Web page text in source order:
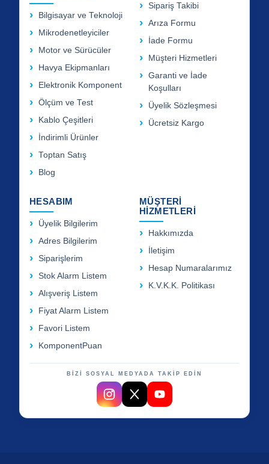
Bilgisayar ve Teknoloji
Mikrodenetleyiciler
Motor ve Sürücüler
Havya Ekipmanları
Elektronik Komponent
Ölçüm ve Test
Kablo Çeşitleri
İndirimli Ürünler
Toptan Satış
Blog
Sipariş Takibi
Arıza Formu
İade Formu
Müşteri Hizmetleri
Garanti ve İade
Koşulları
Üyelik Sözleşmesi
Ücretsiz Kargo
HESABIM
Üyelik Bilgilerim
Adres Bilgilerim
Siparişlerim
Stok Alarm Listem
Alışveriş Listem
Fiyat Alarm Listem
Favori Listem
KomponentPuan
MÜŞTERİ
HİZMETLERİ
Hakkımızda
İletişim
Hesap Numaralarımız
K.V.K.K. Politikası
BİZİ SOSYAL MEDYADA TAKİP EDİN